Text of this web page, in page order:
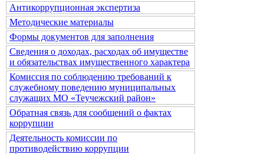
Антикоррупционная экспертиза
Методические материалы
Формы документов для заполнения
Сведения о доходах, расходах об имуществе
и обязательствах имущественного характера
Комиссия по соблюдению требований к
служебному поведению муниципальных
служащих МО «Теучежский район»
Обратная связь для сообщений о фактах
коррупции
Деятельность комиссии по
противодействию коррупции